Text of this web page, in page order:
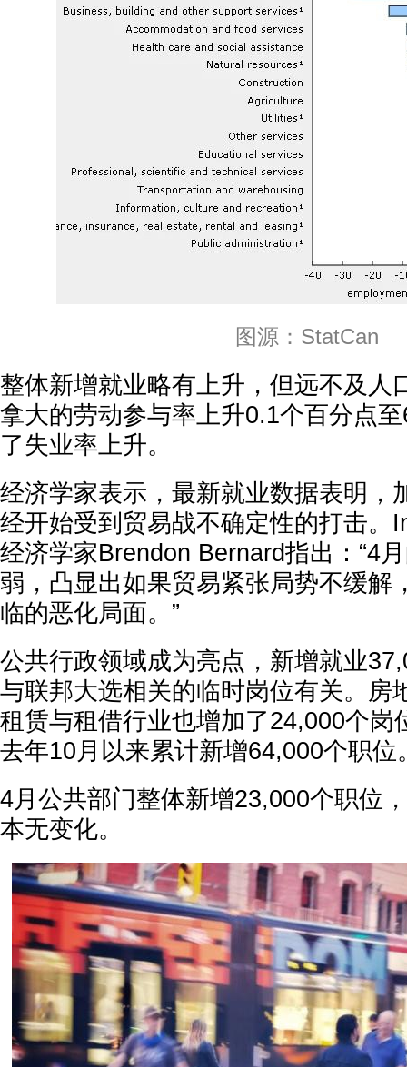
图源：StatCan
整体新增就业略有上升，但远不及人
拿大的劳动参与率上升0.1个百分点
了失业率上升。
经济学家表示，最新就业数据表明，
经开始受到贸易战不确定性的打击。
经济学家Brendon Bernard指出：“4
弱，凸显出如果贸易紧张局势不缓解
临的恶化局面。”
公共行政领域成为亮点，新增就业
与联邦大选相关的临时岗位有关。房
租赁与租借行业也增加了24,000个岗
去年10月以来累计新增64,000个职位
4月公共部门整体新增23,000个职位
本无变化。